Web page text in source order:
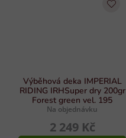
Výběhová deka IMPERIAL
RIDING IRHSuper dry 200gr
Forest green vel. 195
Na objednávku
2 249 Kč